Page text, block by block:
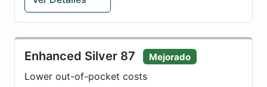
Enhanced Silver 87 Mejorado
Lower out-of-pocket costs